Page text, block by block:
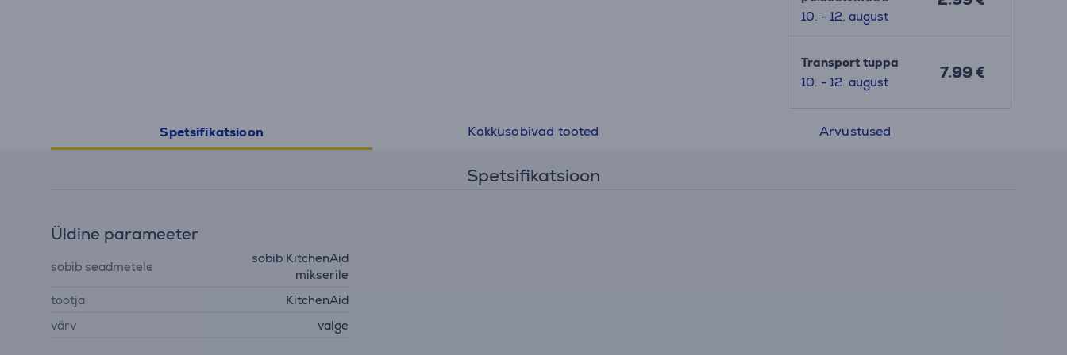
10. - 12. august
Transport tuppa
10. - 12. august
7.99 €
Spetsifikatsioon Kokkusobivad tooted Arvustused
Spetsifikatsioon
Üldine parameeter
sobib seadmetele
sobib KitchenAid
mikserile
tootja
KitchenAid
värv
valge